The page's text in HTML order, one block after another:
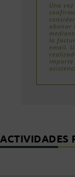
Una
abonar
la
email.
importe
ACTIVIDADES